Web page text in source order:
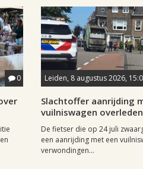
0 Leiden, 8 augustus 2026,
Slachtoffer aanrijding
vuilniswagen overleden
De fietser die op 24 juli
een aanrijding met een
verwondingen...